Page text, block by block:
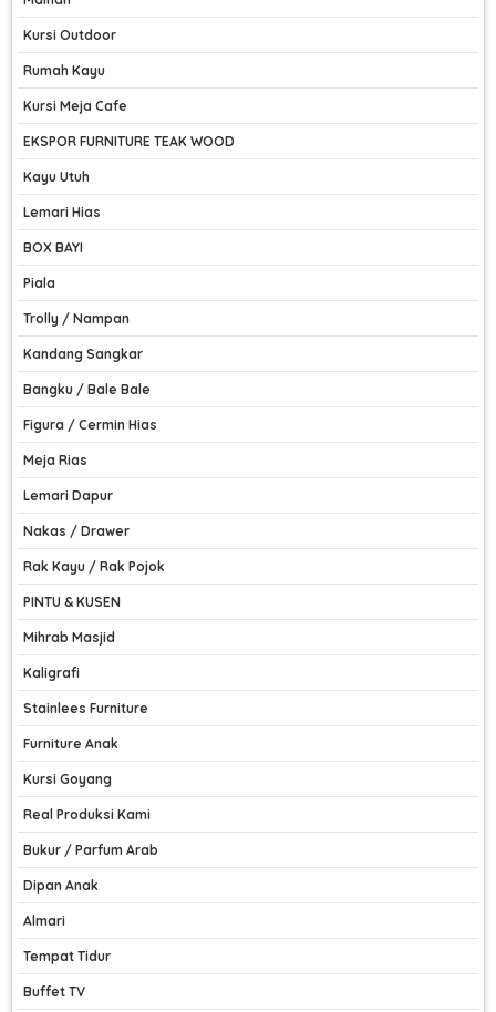
Kursi Outdoor
Rumah Kayu
Kursi Meja Cafe
EKSPOR FURNITURE TEAK WOOD
Kayu Utuh
Lemari Hias
BOX BAYI
Piala
Trolly / Nampan
Kandang Sangkar
Bangku / Bale Bale
Figura / Cermin Hias
Meja Rias
Lemari Dapur
Nakas / Drawer
Rak Kayu / Rak Pojok
PINTU & KUSEN
Mihrab Masjid
Kaligrafi
Stainlees Furniture
Furniture Anak
Kursi Goyang
Real Produksi Kami
Bukur / Parfum Arab
Dipan Anak
Almari
Tempat Tidur
Buffet TV